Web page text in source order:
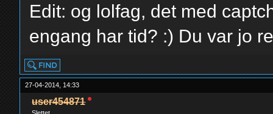
Edit: og lolfag, det med
engang har tid? :) Du var jo
27-04-2014, 14:33
user454871